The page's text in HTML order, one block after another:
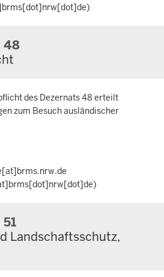
48
des Dezernats 48 erteilt
zum Besuch ausländischer
[at]brms.nrw.de
Landschaftsschutz,